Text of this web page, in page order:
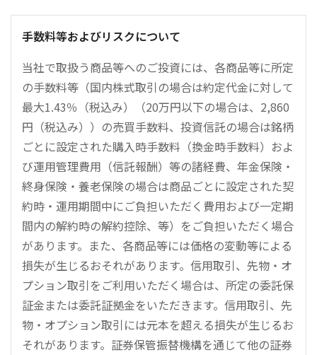
手数料等およびリスクについて
当社で取扱う商品等へのご投資には、各商品等に所定
の手数料等（国内株式取引の場合は約定代金に対して
最大1.43％（税込み）（20万円以下の場合は、2,860
円（税込み））の売買手数料、投資信託の場合は銘柄
ごとに設定された購入時手数料（換金時手数料）およ
び運用管理費用（信託報酬）等の諸経費、年金保険・
終身保険・養老保険の場合は商品ごとに設定された契
約時・運用期間中にご負担いただく費用および一定期
間内の解約時の解約控除、等）をご負担いただく場合
があります。また、各商品等には価格の変動等による
損失が生じるおそれがあります。信用取引、先物・オ
プション取引をご利用いただく場合は、所定の委託保
証金または委託証拠金をいただきます。信用取引、先
物・オプション取引には元本を超える損失が生じるお
それがあります。証券保管振替機構を通じて他の証券